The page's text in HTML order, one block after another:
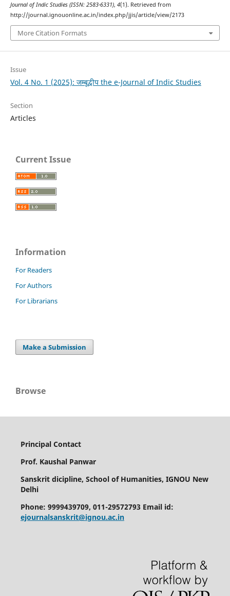
Journal of Indic Studies (ISSN: 2583-6331), 4(1). Retrieved from
http://journal.ignouonline.ac.in/index.php/jjis/article/view/2173
More Citation Formats
Issue
Vol. 4 No. 1 (2025): जम्बूद्वीप the e-Journal of Indic Studies
Section
Articles
Current Issue
Information
For Readers
For Authors
For Librarians
Make a Submission
Browse
Principal Contact
Prof. Kaushal Panwar
Sanskrit dicipline, School of Humanities, IGNOU New
Delhi
Phone: 9999439709, 011-29572793 Email id:
ejournalsanskrit@ignou.ac.in